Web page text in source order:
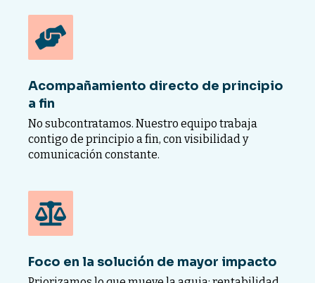
Acompañamiento directo de principio
a fin
No subcontratamos. Nuestro equipo trabaja
contigo de principio a fin, con visibilidad y
comunicación constante.
Foco en la solución de mayor impacto